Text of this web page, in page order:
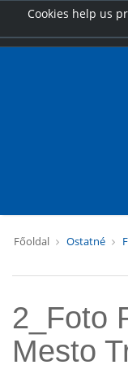
Cookies help us
Főoldal Ostatné
2_Foto
Mesto